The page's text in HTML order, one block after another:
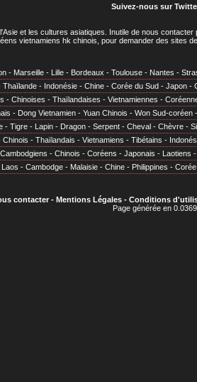
Suivez-nous sur
et les cultures asiatiques . Inutile de nous
vietnamiens hk chinois, pour demander des sites
- Marseille - Lille - Bordeaux - Toulouse - Nantes -
Thaïlande - Indonésie - Chine - Corée du Sud - Japon -
- Chinoises - Thaïlandaises - Vietnamiennes -
- Dong Vietnamien - Yuan Chinois - Won Sud-coréen
- Tigre - Lapin - Dragon - Serpent - Cheval - Chèvre -
Chinois - Thaïlandais - Vietnamiens - Tibétains -
Cambodgiens - Chinois - Coréens - Japonais - Laotiens
Laos - Cambodge - Malaisie - Chine - Philippines - Corée
contacter- Mentions Légales- Conditions
Page générée en